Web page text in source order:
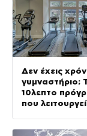
Δεν έχεις
γυμναστήριο;
10λεπτο
που λειτουργεί